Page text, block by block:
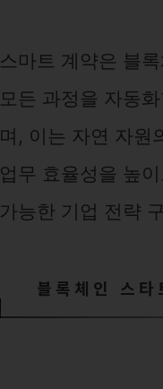
스마트 계약은 블
모든 과정을 자동
며, 이는 자연 자원
업무 효율성을 높
가능한 기업 전략
블록체인 스